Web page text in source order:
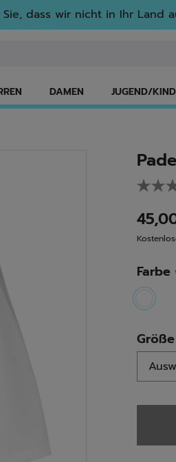
dass wir nicht in Ihr Land
DAMEN JUGEND/
Farbe
Größe